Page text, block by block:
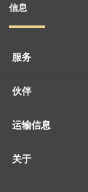
信息
服务
伙伴
运输信息
关于